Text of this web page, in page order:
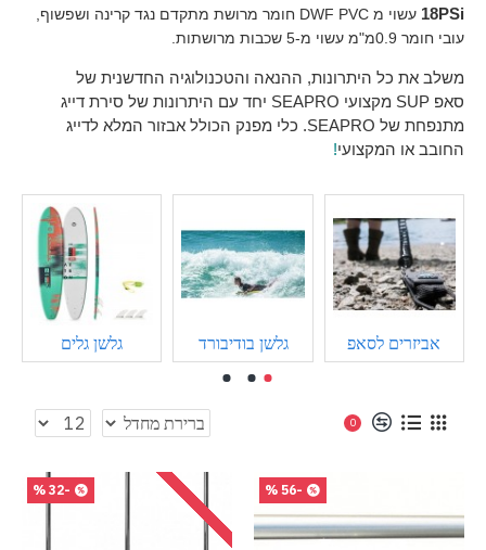
18PSi עשוי מ DWF PVC חומר מרושת מתקדם נגד קרינה ושפשוף,
עובי חומר 0.9מ"מ עשוי מ-5 שכבות מרושתות.
משלב את כל היתרונות, ההנאה והטכנולוגיה החדשנית של
סאפ SUP מקצועי SEAPRO יחד עם היתרונות של סירת דייג
מתנפחת של SEAPRO. כלי מפנק הכולל אבזור המלא לדייג
החובב או המקצועי!
אביזרים לסאפ גלשן בודיבורד גלשן גלים
0
-56 %
-32 %